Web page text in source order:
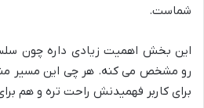
شماست.
این بخش اهمیت زیادی داره چون
رو مشخص می کنه. هر چی این مسیر
برای کاربر فهمیدنش راحت تره و هم